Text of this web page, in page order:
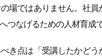
場ではありません。社
つなげるための人材育成で
き点は「受講したかど